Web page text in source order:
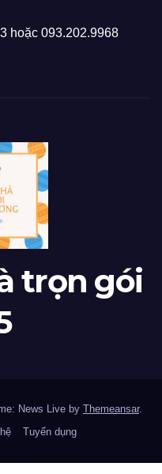
hoặc 093.202.9968
trọn gói
News Live by Themeansar.
Tuyển dụng